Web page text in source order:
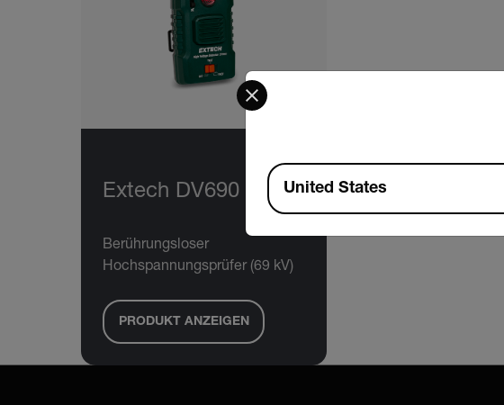
Extech DV690
Berührungsloser
Hochspannungsprüfer (69 kV)
PRODUKT ANZEIGEN
Select your preferred country and
Available Locations
United States